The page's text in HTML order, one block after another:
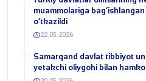
muammolariga
o‘tkazildi
22.05.2026
Samarqand davlat tibbiyot
yetakchi oliygohi bilan